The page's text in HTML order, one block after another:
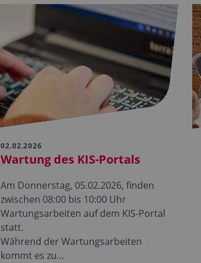
02.02.2026
Wartung des KIS-Portals
Am Donnerstag, 05.02.2026, finden
zwischen 08:00 bis 10:00 Uhr
Wartungsarbeiten auf dem KIS-Portal
statt.
Während der Wartungsarbeiten
kommt es zu…